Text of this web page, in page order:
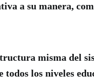
a su manera,
misma del
todos los niveles